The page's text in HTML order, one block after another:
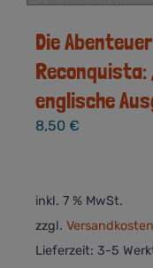
Die
Reconquista:
englische
8,50 €
inkl. 7 % MwSt.
zzgl. Versandkosten
Lieferzeit: 3-5